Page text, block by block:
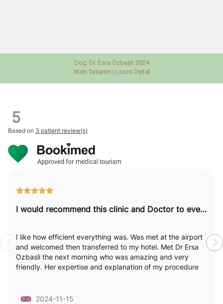
Doç. Dr. Esra Özbaşlı 2024
Web Tasarım | Loom Dijital
5
Based on 3 patient review(s)
I would recommend this clinic and Doctor to everyone.
I like how efficient everything was. Was met at the airport
and welcomed then transferred to my hotel. Met Dr Ersa
Ozbasli the next morning who was amazing and very
friendly. Her expertise and explanation of my procedure
in detail which I loved . Staff were attentive and available.
2024-11-15